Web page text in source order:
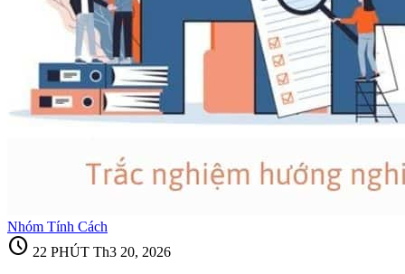
Nhóm Tính Cách
schedule 22 PHÚT Th3 20, 2026